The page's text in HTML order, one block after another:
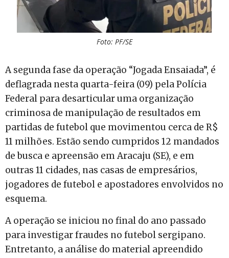
Foto: PF/SE
A segunda fase da operação “Jogada Ensaiada”, é
deflagrada nesta quarta-feira (09) pela Polícia
Federal para desarticular uma organização
criminosa de manipulação de resultados em
partidas de futebol que movimentou cerca de R$
11 milhões. Estão sendo cumpridos 12 mandados
de busca e apreensão em Aracaju (SE), e em
outras 11 cidades, nas casas de empresários,
jogadores de futebol e apostadores envolvidos no
esquema.
A operação se iniciou no final do ano passado
para investigar fraudes no futebol sergipano.
Entretanto, a análise do material apreendido